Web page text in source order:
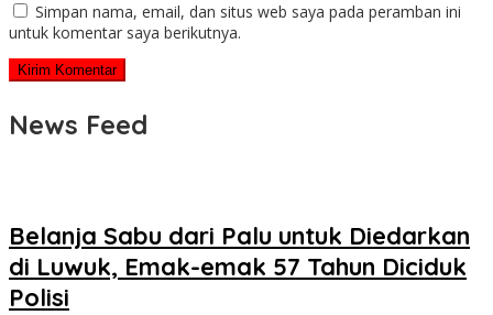
Simpan nama, email, dan situs web saya pada peramban ini
untuk komentar saya berikutnya.
News Feed
Belanja Sabu dari Palu untuk Diedarkan
di Luwuk, Emak-emak 57 Tahun Diciduk
Polisi